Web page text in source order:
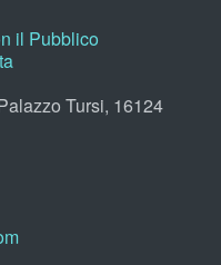
il Pubblico
Tursi, 16124